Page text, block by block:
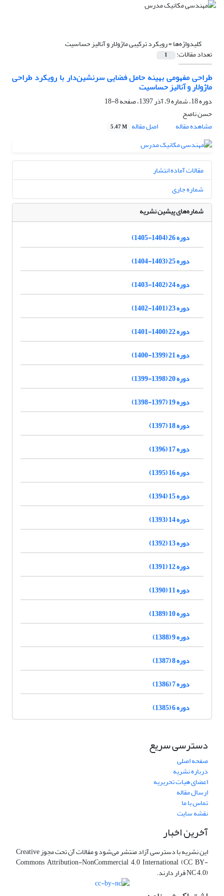
کلیدواژه‌ها =رویکرد ترکیبی ماژولار و آنالیز حساسیت
تعداد مقالات: 1
طراحی مفهومی بهینه حامل فضایی سرنشین‌دار با رویکرد طراحی
ماژولار و آنالیز حساسیت
دوره 18، شماره 9، آذر 1397، صفحه
8-18
حسن ناصح
مشاهده مقاله
اصل مقاله 5.47 M
مقالات آماده انتشار
شماره جاری
شماره‌های پیشین نشریه
دوره 26 (1404-1405)
دوره 25 (1403-1404)
دوره 24 (1402-1403)
دوره 23 (1401-1402)
دوره 22 (1400-1401)
دوره 21 (1399-1400)
دوره 20 (1398-1399)
دوره 19 (1397-1398)
دوره 18 (1397)
دوره 17 (1396)
دوره 16 (1395)
دوره 15 (1394)
دوره 14 (1393)
دوره 13 (1392)
دوره 12 (1391)
دوره 11 (1390)
دوره 10 (1389)
دوره 9 (1388)
دوره 8 (1387)
دوره 7 (1386)
دوره 6 (1385)
دسترسی سریع
صفحه اصلی
درباره نشریه
اعضای هیات تحریریه
ارسال مقاله
تماس با ما
نقشه سایت
آخرین اخبار
این نشریه با دسترسی آزاد منتشر می‌شود و مقالات آن تحت مجوز Creative
Commons Attribution-NonCommercial 4.0 International (CC BY-
NC 4.0) قرار دارند.